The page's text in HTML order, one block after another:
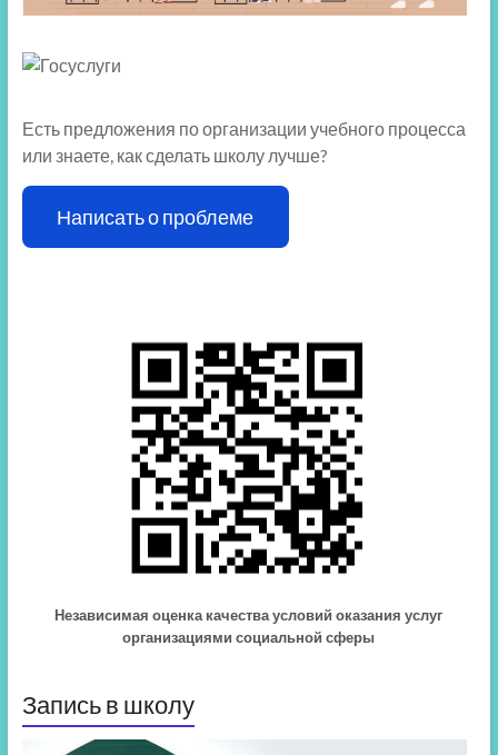
Есть предложения по организации учебного процесса
или знаете, как сделать школу лучше?
Написать о проблеме
Независимая оценка качества условий оказания услуг
организациями социальной сферы
Запись в школу